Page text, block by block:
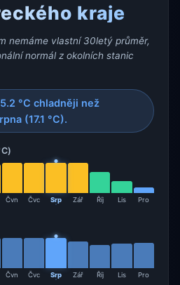
kraje
nemáme vlastní 30letý průměr,
normál z okolních stanic
°C chladněji než
(17.1 °C).
Čvn Čvc Srp Zář Říj Lis Pro
Čvn Čvc Srp Zář Říj Lis Pro